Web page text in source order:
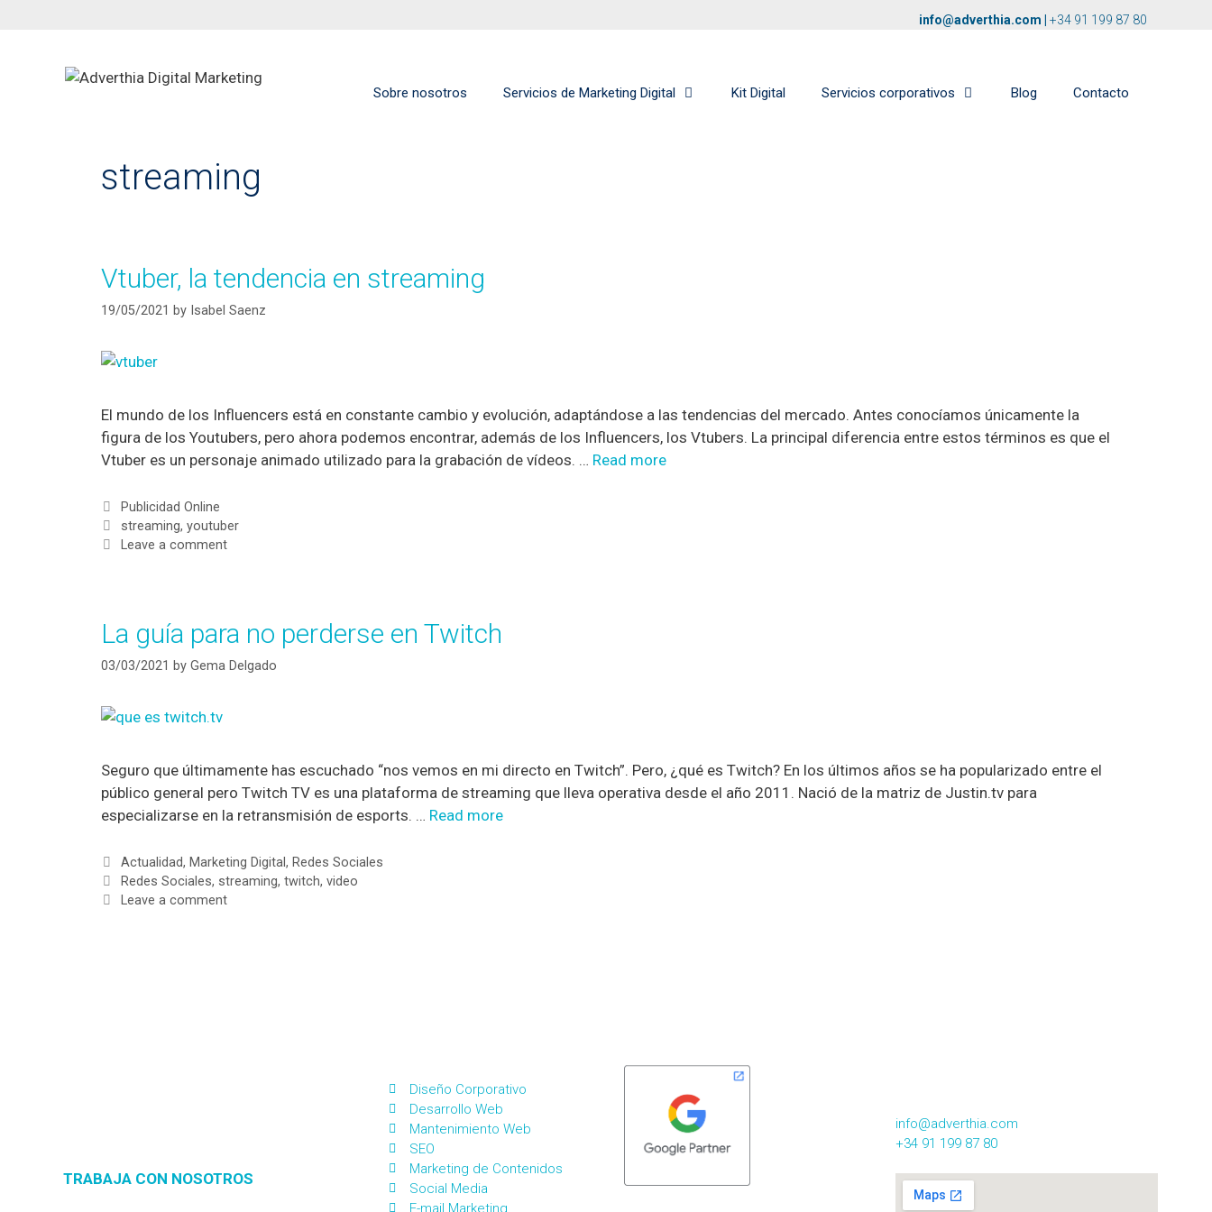
info@adverthia.com +34 91 199 87 80
Sobre nosotros Servicios de Marketing Digital Kit Digital Servicios corporativos Blog Contacto
streaming
Vtuber, la tendencia en streaming
19/05/2021 by Isabel Saenz
El mundo de los Influencers está en constante cambio y evolución, adaptándose a las tendencias del mercado. Antes conocíamos únicamente la
figura de los Youtubers, pero ahora podemos encontrar, además de los Influencers, los Vtubers. La principal diferencia entre estos términos es que el
Vtuber es un personaje animado utilizado para la grabación de vídeos. … Read more
Publicidad Online
streaming, youtuber
Leave a comment
La guía para no perderse en Twitch
03/03/2021 by Gema Delgado
Seguro que últimamente has escuchado “nos vemos en mi directo en Twitch”. Pero, ¿qué es Twitch? En los últimos años se ha popularizado entre el
público general pero Twitch TV es una plataforma de streaming que lleva operativa desde el año 2011. Nació de la matriz de Justin.tv para
especializarse en la retransmisión de esports. … Read more
Actualidad, Marketing Digital, Redes Sociales
Redes Sociales, streaming, twitch, video
Leave a comment
TRABAJA CON NOSOTROS
Diseño Corporativo
Desarrollo Web
Mantenimiento Web
SEO
Marketing de Contenidos
Social Media
E-mail Marketing
info@adverthia.com
+34 91 199 87 80